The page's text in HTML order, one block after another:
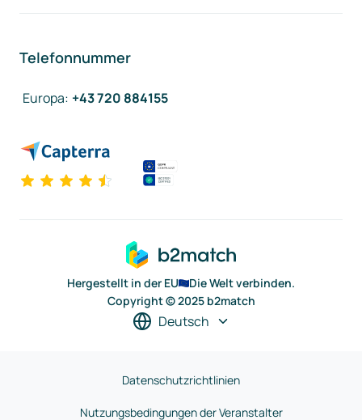
Telefonnummer
Europa: +43 720 884155
Hergestellt in der EU
Die Welt verbinden.
Copyright © 2025 b2match
Deutsch
Datenschutzrichtlinien
Nutzungsbedingungen der Veranstalter